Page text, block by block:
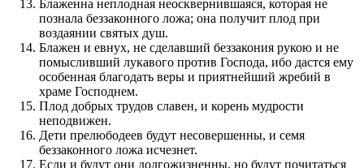
Блаженна неплодная неосквернившаяся, которая не
познала беззаконного ложа; она получит плод при
воздаянии святых душ.
Блажен и евнух, не сделавший беззакония рукою и не
помысливший лукавого против Господа, ибо дастся ему
особенная благодать веры и приятнейший жребий в
храме Господнем.
Плод добрых трудов славен, и корень мудрости
неподвижен.
Дети прелюбодеев будут несовершенны, и семя
беззаконного ложа исчезнет.
Если и будут они долгожизненны, но будут почитаться